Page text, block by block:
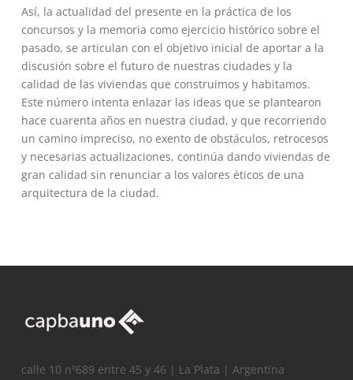
Así, la actualidad del presente en la práctica de los
concursos y la memoria como ejercicio histórico sobre el
pasado, se articulan con el objetivo inicial de aportar a la
discusión sobre el futuro de nuestras ciudades y la
calidad de las viviendas que construimos y habitamos.
Este número intenta enlazar las ideas que se plantearon
hace cuarenta años en nuestra ciudad, y que recorriendo
un camino impreciso, no exento de obstáculos, retrocesos
y necesarias actualizaciones, continúa dando viviendas de
gran calidad sin renunciar a los valores éticos de una
arquitectura de la ciudad.
calle 10 nº689 entre 45 y 46 | La Plata | Argentina